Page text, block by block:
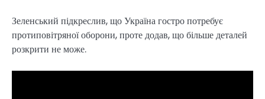
Зеленський підкреслив, що Україна гостро потребує
протиповітряної оборони, проте додав, що більше деталей
розкрити не може.